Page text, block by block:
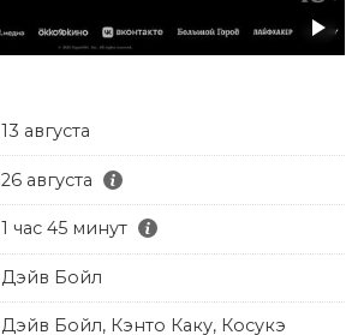
13 августа
26 августа
1 час 45 минут
Дэйв Бойл
Дэйв Бойл, Кэнто Каку, Косукэ